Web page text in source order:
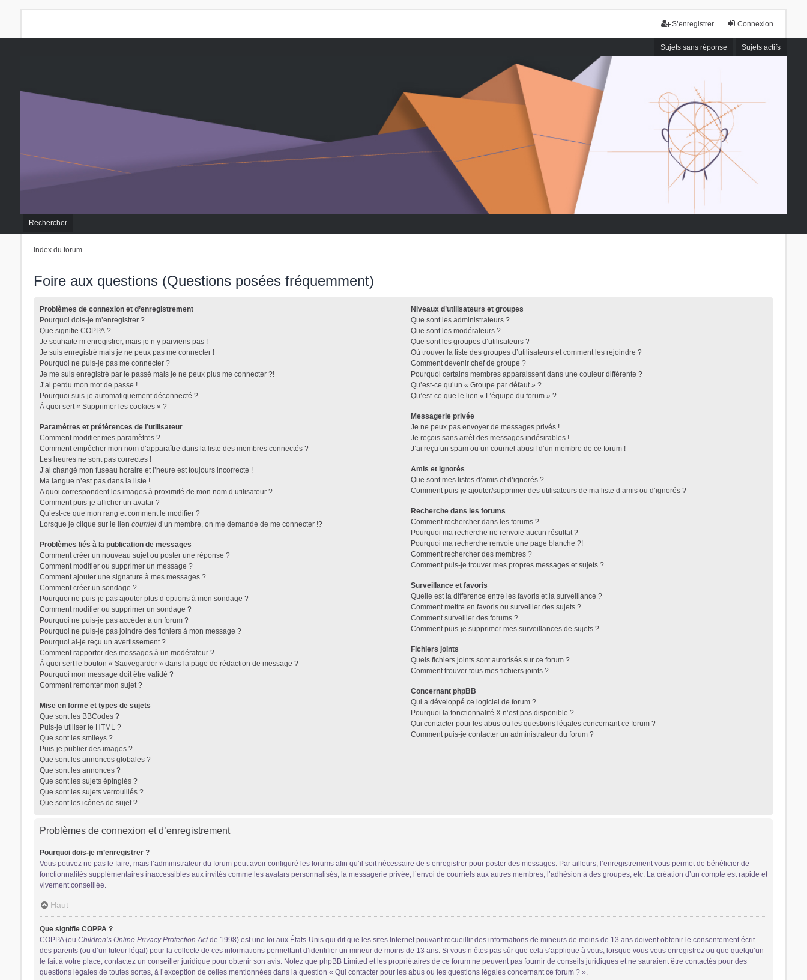
Connexion
S’enregistrer
Sujets sans réponse Sujets actifs
Trans District
Forum d'information sur les transidentités masculines FtM/FtX/Ft*
Rechercher
Index du forum
Foire aux questions (Questions posées fréquemment)
Problèmes de connexion et d’enregistrement
Pourquoi dois-je m’enregistrer ?
Que signifie COPPA ?
Je souhaite m’enregistrer, mais je n’y parviens pas !
Je suis enregistré mais je ne peux pas me connecter !
Pourquoi ne puis-je pas me connecter ?
Je me suis enregistré par le passé mais je ne peux plus me connecter ?!
J’ai perdu mon mot de passe !
Pourquoi suis-je automatiquement déconnecté ?
À quoi sert « Supprimer les cookies » ?
Paramètres et préférences de l’utilisateur
Comment modifier mes paramètres ?
Comment empêcher mon nom d’apparaître dans la liste des membres connectés ?
Les heures ne sont pas correctes !
J’ai changé mon fuseau horaire et l’heure est toujours incorrecte !
Ma langue n’est pas dans la liste !
A quoi correspondent les images à proximité de mon nom d’utilisateur ?
Comment puis-je afficher un avatar ?
Qu’est-ce que mon rang et comment le modifier ?
Lorsque je clique sur le lien courrield’un membre, on me demande de me connecter !?
Problèmes liés à la publication de messages
Comment créer un nouveau sujet ou poster une réponse ?
Comment modifier ou supprimer un message ?
Comment ajouter une signature à mes messages ?
Comment créer un sondage ?
Pourquoi ne puis-je pas ajouter plus d’options à mon sondage ?
Comment modifier ou supprimer un sondage ?
Pourquoi ne puis-je pas accéder à un forum ?
Pourquoi ne puis-je pas joindre des fichiers à mon message ?
Pourquoi ai-je reçu un avertissement ?
Comment rapporter des messages à un modérateur ?
À quoi sert le bouton « Sauvegarder » dans la page de rédaction de message ?
Pourquoi mon message doit être validé ?
Comment remonter mon sujet ?
Mise en forme et types de sujets
Que sont les BBCodes ?
Puis-je utiliser le HTML ?
Que sont les smileys ?
Puis-je publier des images ?
Que sont les annonces globales ?
Que sont les annonces ?
Que sont les sujets épinglés ?
Que sont les sujets verrouillés ?
Que sont les icônes de sujet ?
Niveaux d’utilisateurs et groupes
Que sont les administrateurs ?
Que sont les modérateurs ?
Que sont les groupes d’utilisateurs ?
Où trouver la liste des groupes d’utilisateurs et comment les rejoindre ?
Comment devenir chef de groupe ?
Pourquoi certains membres apparaissent dans une couleur différente ?
Qu’est-ce qu’un « Groupe par défaut » ?
Qu’est-ce que le lien « L’équipe du forum » ?
Messagerie privée
Je ne peux pas envoyer de messages privés !
Je reçois sans arrêt des messages indésirables !
J’ai reçu un spam ou un courriel abusif d’un membre de ce forum !
Amis et ignorés
Que sont mes listes d’amis et d’ignorés ?
Comment puis-je ajouter/supprimer des utilisateurs de ma liste d’amis ou d’ignorés ?
Recherche dans les forums
Comment rechercher dans les forums ?
Pourquoi ma recherche ne renvoie aucun résultat ?
Pourquoi ma recherche renvoie une page blanche ?!
Comment rechercher des membres ?
Comment puis-je trouver mes propres messages et sujets ?
Surveillance et favoris
Quelle est la différence entre les favoris et la surveillance ?
Comment mettre en favoris ou surveiller des sujets ?
Comment surveiller des forums ?
Comment puis-je supprimer mes surveillances de sujets ?
Fichiers joints
Quels fichiers joints sont autorisés sur ce forum ?
Comment trouver tous mes fichiers joints ?
Concernant phpBB
Qui a développé ce logiciel de forum ?
Pourquoi la fonctionnalité X n’est pas disponible ?
Qui contacter pour les abus ou les questions légales concernant ce forum ?
Comment puis-je contacter un administrateur du forum ?
Problèmes de connexion et d’enregistrement
Pourquoi dois-je m’enregistrer ?
Vous pouvez ne pas le faire, mais l’administrateur du forum peut avoir configuré les forums afin qu’il soit nécessaire de s’enregistrer pour poster des messages. Par ailleurs, l’enregistrement vous permet de bénéficier de
fonctionnalités supplémentaires inaccessibles aux invités comme les avatars personnalisés, la messagerie privée, l’envoi de courriels aux autres membres, l’adhésion à des groupes, etc. La création d’un compte est rapide et
vivement conseillée.
Haut
Que signifie COPPA ?
COPPA (ou Children’s Online Privacy Protection Actde 1998) est une loi aux États-Unis qui dit que les sites Internet pouvant recueillir des informations de mineurs de moins de 13 ans doivent obtenir le consentement écrit
des parents (ou d’un tuteur légal) pour la collecte de ces informations permettant d’identifier un mineur de moins de 13 ans. Si vous n’êtes pas sûr que cela s’applique à vous, lorsque vous vous enregistrez ou que quelqu’un
le fait à votre place, contactez un conseiller juridique pour obtenir son avis. Notez que phpBB Limited et les propriétaires de ce forum ne peuvent pas fournir de conseils juridiques et ne sauraient être contactés pour des
questions légales de toutes sortes, à l’exception de celles mentionnées dans la question « Qui contacter pour les abus ou les questions légales concernant ce forum ? ».